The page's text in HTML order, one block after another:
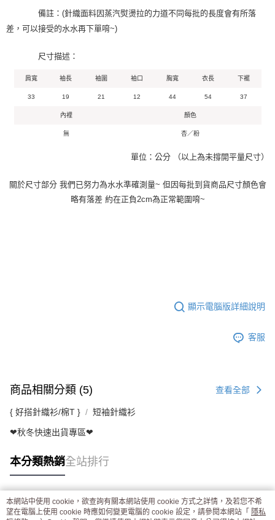
備註：(針織面料因蒸汽熨燙拉的力道不同每批的長度會有所落
差，可以接受的水水再下單唷~)
尺寸描述：
肩寬 袖長 袖圍 袖口 胸寬 衣長 下襬
33 19 21 12 44 54 37
內裡 顏色
無 杏／粉
單位：公分 （以上為未撐開平量尺寸）
關於尺寸部分 我們已努力為水水準確測量~ 但因每批到貨商品尺寸顏色會
略有落差 約在正負2cm為正常範圍唷~
顯示電腦版詳細說明
客服
商品相關分類 (5) 查看全部
{ 好搭針織衫/棉T } 短袖針織衫
❤秋冬快速出貨專區❤
本分類熱銷全站排行
熱門標籤
本網站中使用 cookie，欲查詢有關本網站使用 cookie 方式之詳情，及若您不希
望在電腦上使用 cookie 時應如何變更電腦的 cookie 設定，請參閱本網站「 隱私